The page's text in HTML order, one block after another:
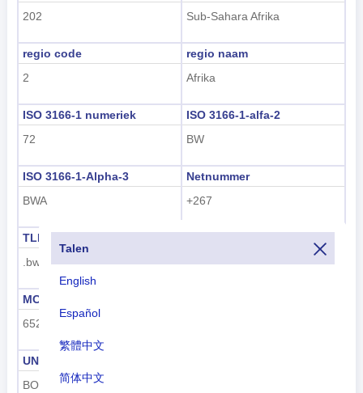
Talen
English
Español
繁體中文
简体中文
202
Sub-Sahara Afrika
regio code
2
regio naam
Afrika
ISO 3166-1 numeriek
72
ISO 3166-1-alfa-2
BW
ISO 3166-1-Alpha-3
BWA
Netnummer
+267
TLD
.bw
BW
MCC
652
UNDP
BOT